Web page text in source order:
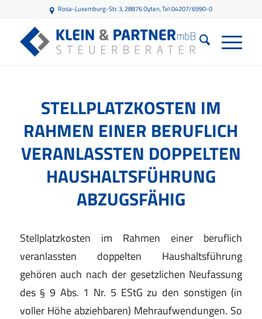
Rosa-Luxemburg-Str. 3, 28876 Oyten, Tel 04207/6990-0
STELLPLATZKOSTEN IM
RAHMEN EINER BERUFLICH
VERANLASSTEN DOPPELTEN
HAUSHALTSFÜHRUNG
ABZUGSFÄHIG
Stellplatzkosten im Rahmen einer beruflich
veranlassten doppelten Haushaltsführung
gehören auch nach der gesetzlichen Neufassung
des § 9 Abs. 1 Nr. 5 EStG zu den sonstigen (in
voller Höhe abziehbaren) Mehraufwendungen. So